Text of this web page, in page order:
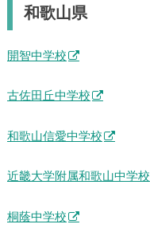
和歌山県
開智中学校
古佐田丘中学校
和歌山信愛中学校
近畿大学附属和歌山中学校
桐蔭中学校